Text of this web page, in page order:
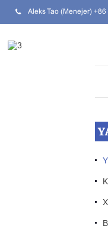
Aleks Tao (Menejer)